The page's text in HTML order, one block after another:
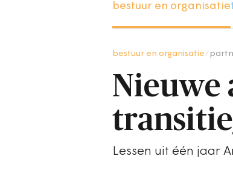
bestuur en organisatie
bestuur en organisatie
Nieuwe
Lessen uit één jaar